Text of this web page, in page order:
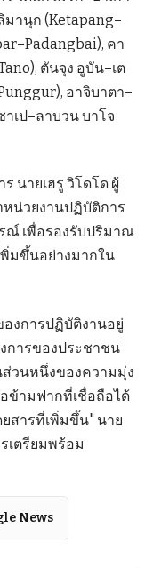
มานุก (Ketapang–
คา
ตันจุง อูบัน–เต
อาจิบาตา–
เป–ลาบวน บาโจ
นายเฮรู วิโดโด ผู้
หน่วยงานปฏิบัติการ
เพื่อรองรับปริมาณ
มขึ้นอย่างมากใน
งการปฏิบัติงานอยู่
การของประชาชน
ส่วนหนึ่งของความมุ่ง
ข้ามฟากที่เชื่อถือได้
สารที่เพิ่มขึ้น" นาย
เตรียมพร้อม
News